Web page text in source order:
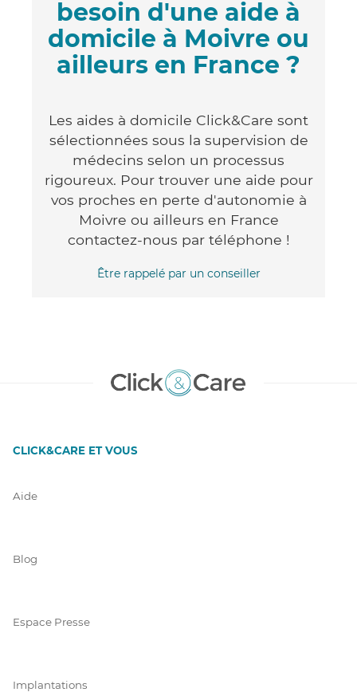
besoin d'une aide à
domicile à Moivre ou
ailleurs en France ?
Les aides à domicile Click&Care sont
sélectionnées sous la supervision de
médecins selon un processus
rigoureux. Pour trouver une aide pour
vos proches en perte d'autonomie à
Moivre ou ailleurs en France
contactez-nous par téléphone !
Être rappelé par un conseiller
CLICK&CARE ET VOUS
Aide
Blog
Espace Presse
Implantations